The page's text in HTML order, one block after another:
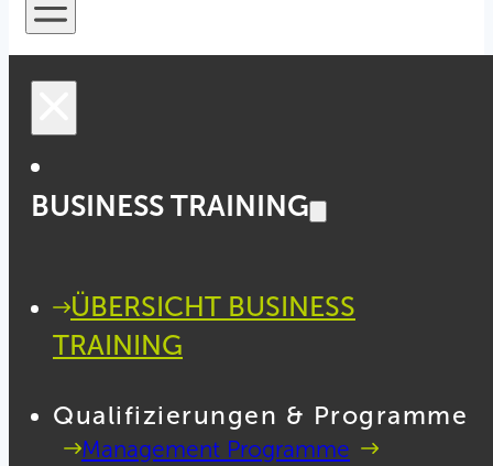
BUSINESS TRAINING
ÜBERSICHT BUSINESS
TRAINING
Qualifizierungen & Programme
Management Programme